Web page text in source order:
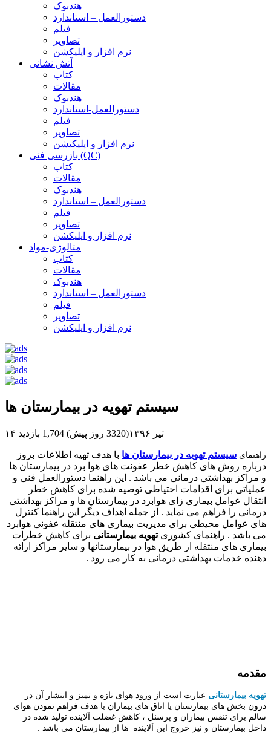
هندبوک
دستورالعمل – استاندارد
فیلم
تصاویر
نرم افزار و اپلیکشن
آتش نشانی
کتاب
مقالات
هندبوک
دستورالعمل-استاندارد
فیلم
تصاویر
نرم افزار و اپلیکیشن
بازرسی فنی (QC)
کتاب
مقالات
هندبوک
دستورالعمل – استاندارد
فیلم
تصاویر
نرم افزار و اپلیکشن
متالوژی-مواد
کتاب
مقالات
هندبوک
دستورالعمل – استاندارد
فیلم
تصاویر
نرم افزار و اپلیکشن
سیستم تهویه در بیمارستان ها
۱۴ تیر ۱۳۹۶(3320 روز پیش) 1,704 بازدید
راهنمای سیستم تهویه در بیمارستان ها با هدف تهیه اطلاعات بروز
درباره روش های کاهش خطر
عفونت های هوا برد در بیمارستان ها
و مراکز بهداشتی درمانی می باشد . این راهنما دستورالعمل فنی و
عملیاتی برای اقدامات احتیاطی توصیه شده برای کاهش خطر
انتقال عوامل بیماری زای هوابرد در بیمارستان ها و مراکز بهداشتی
درمانی را فراهم می نماید . از جمله اهداف دیگر این راهنما کنترل
های عوامل محیطی برای مدیریت بیماری های منتقله عفونی هوابرد
می باشد . راهنمای کشوریتهویه بیمارستانی برای کاهش خطرات
بیماری های منتقله از طریق هوا در بیمارستانها و سایر مراکز ارائه
دهنده خدمات بهداشتی درمانی به کار می رود .
مقدمه
تهویه بیمارستانی عبارت است از ورود هوای تازه و تمیز و انتشار آن در
درون بخش های بیمارستان یا اتاق های بیماران با هدف فراهم نمودن هوای
سالم برای تنفس بیماران و پرسنل ، کاهش غضلت آلاینده تولید شده در
داخل بیمارستان و نیز خروج این آلاینده ها از بیمارستان می باشد .